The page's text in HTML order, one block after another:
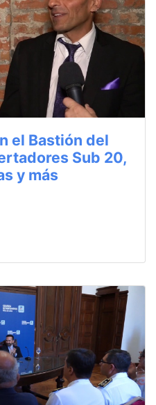
el Bastión del
Sub 20,
y más